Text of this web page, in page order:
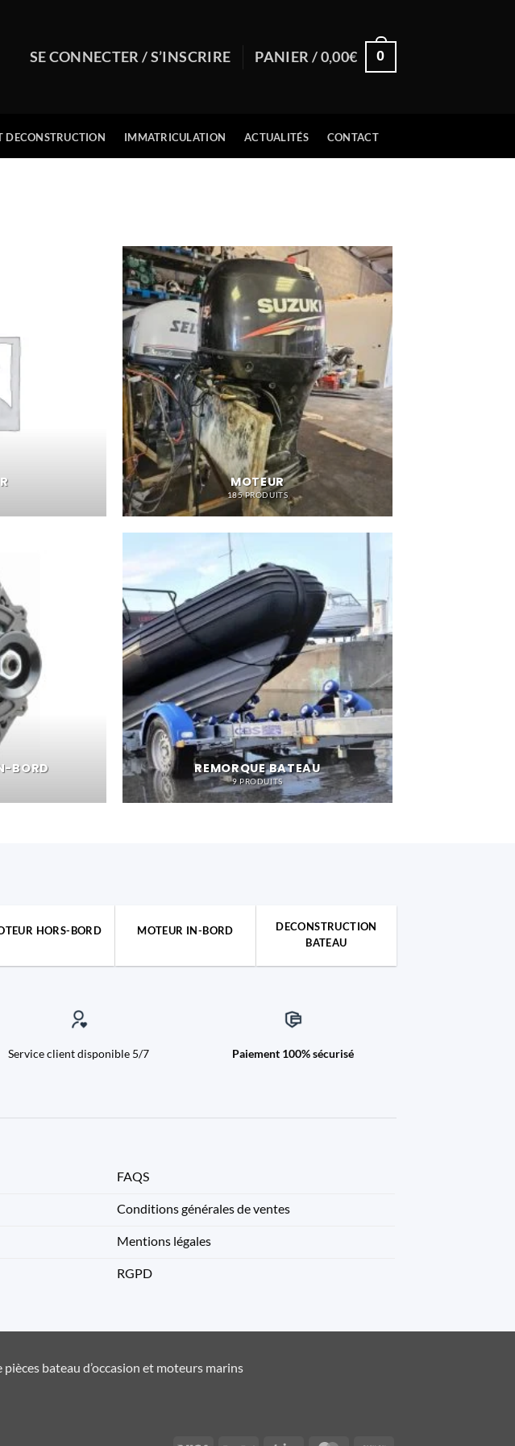
SE CONNECTER / S’INSCRIRE PANIER /0,00€ 0
DECONSTRUCTION IMMATRICULATION ACTUALITÉS CONTACT
MOTEUR
185 PRODUITS
BORD REMORQUE BATEAU
9 PRODUITS
HORS-BORD MOTEUR IN-BORD
DECONSTRUCTION
BATEAU
Service client disponible 5/7 Paiement 100% sécurisé
FAQS
Conditions générales de ventes
Mentions légales
RGPD
bateau d’occasion et moteurs marins